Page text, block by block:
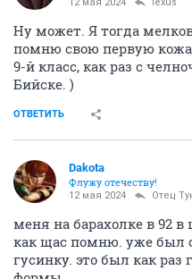
Ну может. Я тогда
помню свою первую
9-й класс, как раз с
Бийске. )
ОТВЕТИТЬ
Dаkota
Флужу отечеству!
12 мая 2024 Отец
меня на барахолке в 92
как щас помню. уже был
гусинку. это был как